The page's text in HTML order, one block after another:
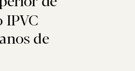
IPVC
de